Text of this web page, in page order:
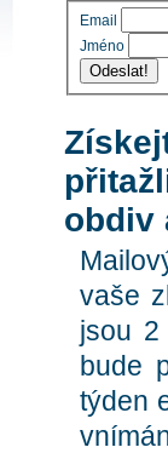
Email
Jméno
Odeslat!
obdiv
vaše
jsou 2
bude
týden